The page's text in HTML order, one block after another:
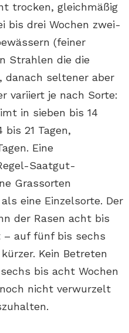
trocken, gleichmäßig
bis drei Wochen zwei-
(feiner
Strahlen die die
danach seltener aber
variiert je nach Sorte:
in sieben bis 14
bis 21 Tagen,
Eine
Saatgut-
Grassorten
eine Einzelsorte. Der
der Rasen acht bis
auf fünf bis sechs
Kein Betreten
bis acht Wochen
nicht verwurzelt